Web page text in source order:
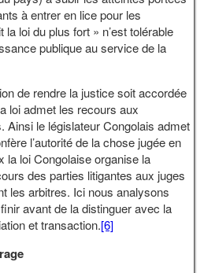
à entrer en lice pour les
loi du plus fort » n’est tolérable
publique au service de la
de rendre la justice soit accordée
loi admet les recours aux
Ainsi le législateur Congolais admet
l’autorité de la chose jugée en
la loi Congolaise organise la
des parties litigantes aux juges
les arbitres. Ici nous analysons
finir avant de la distinguer avec la
et transaction.[6]